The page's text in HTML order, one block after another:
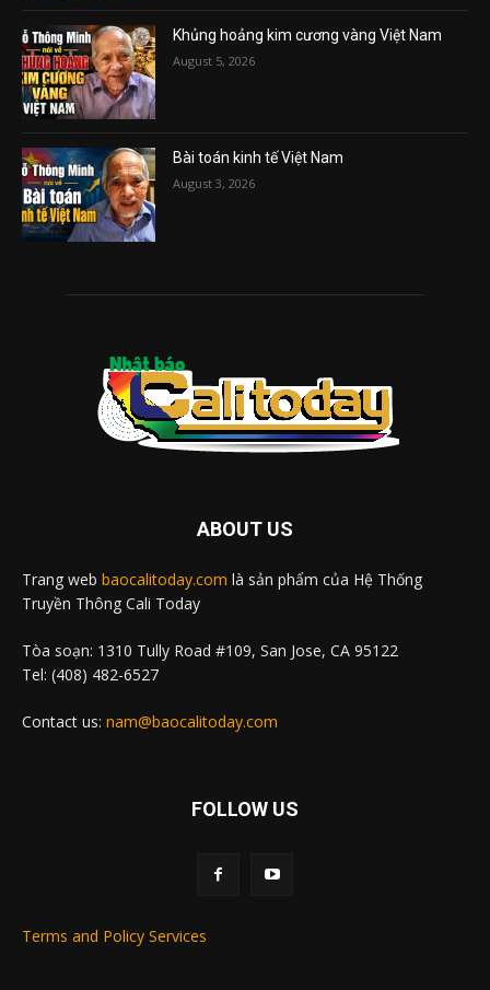
Khủng hoảng kim cương vàng Việt Nam
August 5, 2026
Bài toán kinh tế Việt Nam
August 3, 2026
ABOUT US
Trang web baocalitoday.com là sản phẩm của Hệ Thống
Truyền Thông Cali Today
Tòa soạn: 1310 Tully Road #109, San Jose, CA 95122
Tel: (408) 482-6527
Contact us: nam@baocalitoday.com
FOLLOW US
Terms and Policy Services